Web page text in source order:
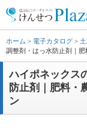
ホーム > 電子カタログ >
調整剤・はっ水防止剤｜
ハイポネックス
防止剤｜肥料・
ン